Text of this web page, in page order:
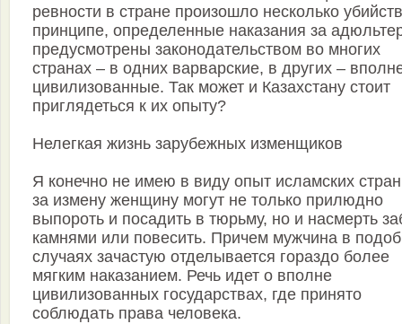
ревности в стране произошло несколько
принципе, определенные наказания за
предусмотрены законодательством во многих
странах – в одних варварские, в других –
цивилизованные. Так может и Казахстану стоит
приглядеться к их опыту?
Нелегкая жизнь зарубежных изменщиков
Я конечно не имею в виду опыт исламских
за измену женщину могут не только прилюдно
выпороть и посадить в тюрьму, но и насмерть
камнями или повесить. Причем мужчина в
случаях зачастую отделывается гораздо более
мягким наказанием. Речь идет о вполне
цивилизованных государствах, где принято
соблюдать права человека.